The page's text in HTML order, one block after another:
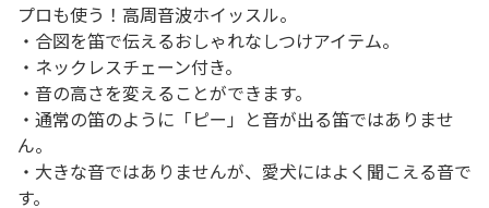
プロも使う！高周音波ホイッスル。
・合図を笛で伝えるおしゃれなしつけアイテム。
・ネックレスチェーン付き。
・音の高さを変えることができます。
・通常の笛のように「ピー」と音が出る笛ではありませ
ん。
・大きな音ではありませんが、愛犬にはよく聞こえる音で
す。